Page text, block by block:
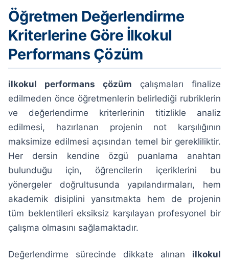
Öğretmen Değerlendirme
Kriterlerine Göre İlkokul
Performans Çözüm
ilkokul performans çözüm çalışmaları finalize
edilmeden önce öğretmenlerin belirlediği rubriklerin
ve değerlendirme kriterlerinin titizlikle analiz
edilmesi, hazırlanan projenin not karşılığının
maksimize edilmesi açısından temel bir gerekliliktir.
Her dersin kendine özgü puanlama anahtarı
bulunduğu için, öğrencilerin içeriklerini bu
yönergeler doğrultusunda yapılandırmaları, hem
akademik disiplini yansıtmakta hem de projenin
tüm beklentileri eksiksiz karşılayan profesyonel bir
çalışma olmasını sağlamaktadır.
Değerlendirme sürecinde dikkate alınan ilkokul